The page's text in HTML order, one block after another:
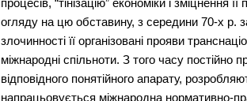
процесів, “тінізацію” економіки і зміцнення
огляду на цю обставину, з середини 70-х р.
злочинності її організовані прояви
міжнародні спільноти. З того часу постійно
відповідного понятійного апарату,
напрацьовується міжнародна нормативно-